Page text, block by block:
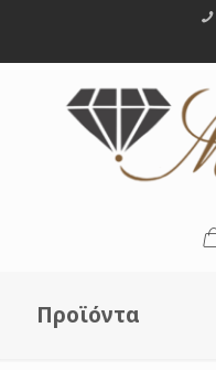
Προϊόντα